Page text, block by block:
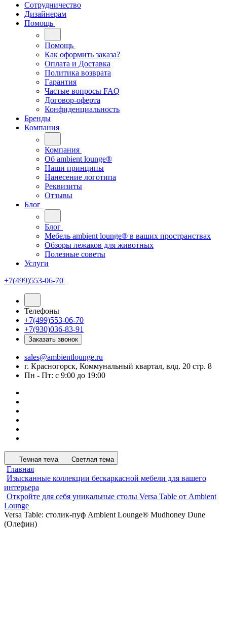
Сотрудничество
Дизайнерам
Помощь
Помощь
Как оформить заказа?
Оплата и Доставка
Политика возврата
Гарантия
Частые вопросы FAQ
Договор-оферта
Конфиденциальность
Бренды
Компания
Компания
Oб ambient lounge®
Наши принципы
Нанесение логотипа
Реквизиты
Отзывы
Блог
Блог
Мебель ambient lounge® в ваших пространствах
Обзоры лежаков для животных
Полезные советы
Услуги
+7(499)553-06-70
Телефоны
+7(499)553-06-70
+7(930)036-83-91
Заказать звонок
sales@ambientlounge.ru
г. Красногорск, Коммунальный квартал, влд. 20 стр. 8
Пн - Пт: с 9:00 до 19:00
Темная тема Светлая тема
Главная
Изысканные коллекции бескаркасной мебели для вашего
интерьера
Откройте для себя уникальные столы Versa Table от Ambient
Lounge
Versa Table: столик-пуф Ambient Lounge® Mudhoney Dune
(Олефин)